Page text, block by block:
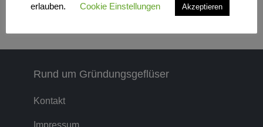
Rund um Gründungsgeflüser
Kontakt
Impressum
erlauben.
Cookie Einstellungen Akzeptieren